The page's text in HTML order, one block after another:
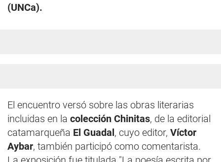
(UNCa).
El encuentro versó sobre las obras literarias
incluidas en la colección Chinitas, de la editorial
catamarqueña El Guadal , cuyo editor, Víctor
Aybar, también participó como comentarista.